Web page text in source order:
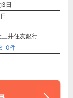
3日
三井住友銀行
0件